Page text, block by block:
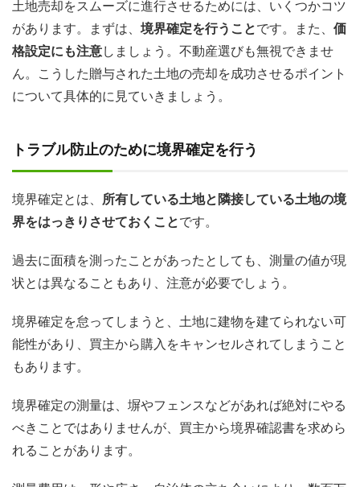
土地売却をスムーズに進行させるためには、いくつかコツ
があります。まずは、 境界確定を行うことです。また、 価
格設定にも注意しましょう。不動産選びも無視できませ
ん。こうした贈与された土地の売却を成功させるポイント
について具体的に見ていきましょう。
トラブル防止のために境界確定を行う
境界確定とは、
所有している土地と隣接している土地の境
界をはっきりさせておくことです。
過去に面積を測ったことがあったとしても、測量の値が現
状とは異なることもあり、注意が必要でしょう。
境界確定を怠ってしまうと、土地に建物を建てられない可
能性があり、買主から購入をキャンセルされてしまうこと
もあります。
境界確定の測量は、塀やフェンスなどがあれば絶対にやる
べきことではありませんが、買主から境界確認書を求めら
れることがあります。